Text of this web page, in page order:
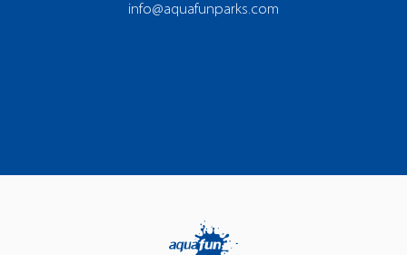
info@aquafunparks.com